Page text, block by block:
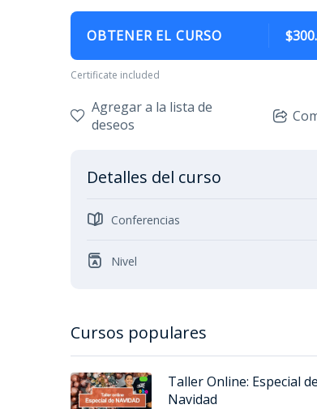
OBTENER EL CURSO
Certificate included
Agregar a la lista de
deseos
Detalles del curso
Conferencias
Nivel
Cursos populares
Taller Online: Especial de
Navidad